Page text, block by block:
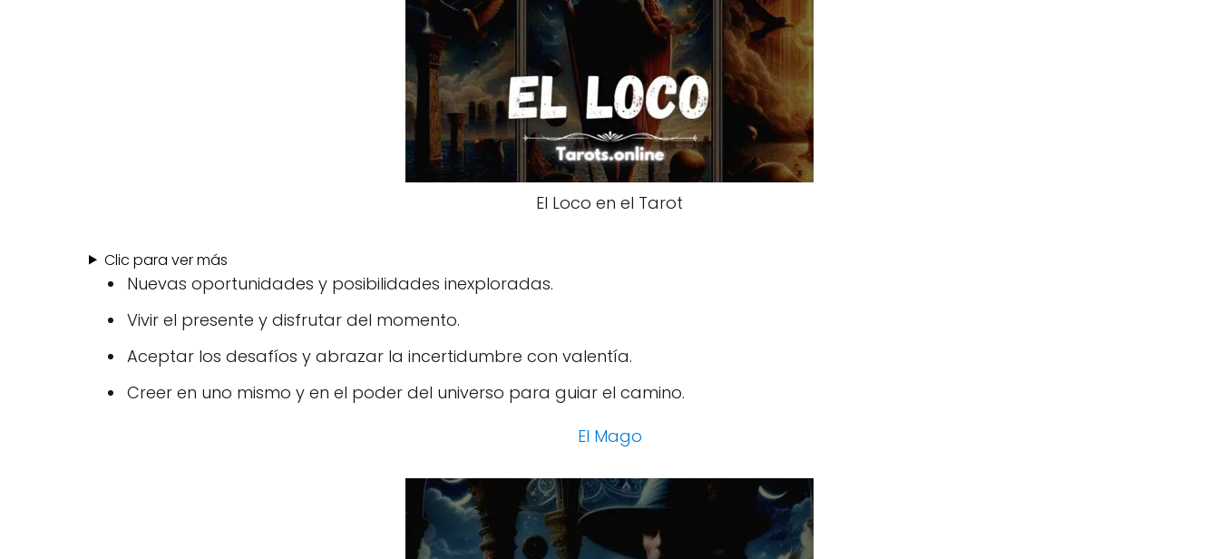
El Loco en el Tarot
Clic para ver más
Nuevas oportunidades y posibilidades inexploradas.
Vivir el presente y disfrutar del momento.
Aceptar los desafíos y abrazar la incertidumbre con valentía.
Creer en uno mismo y en el poder del universo para guiar el camino.
El Mago